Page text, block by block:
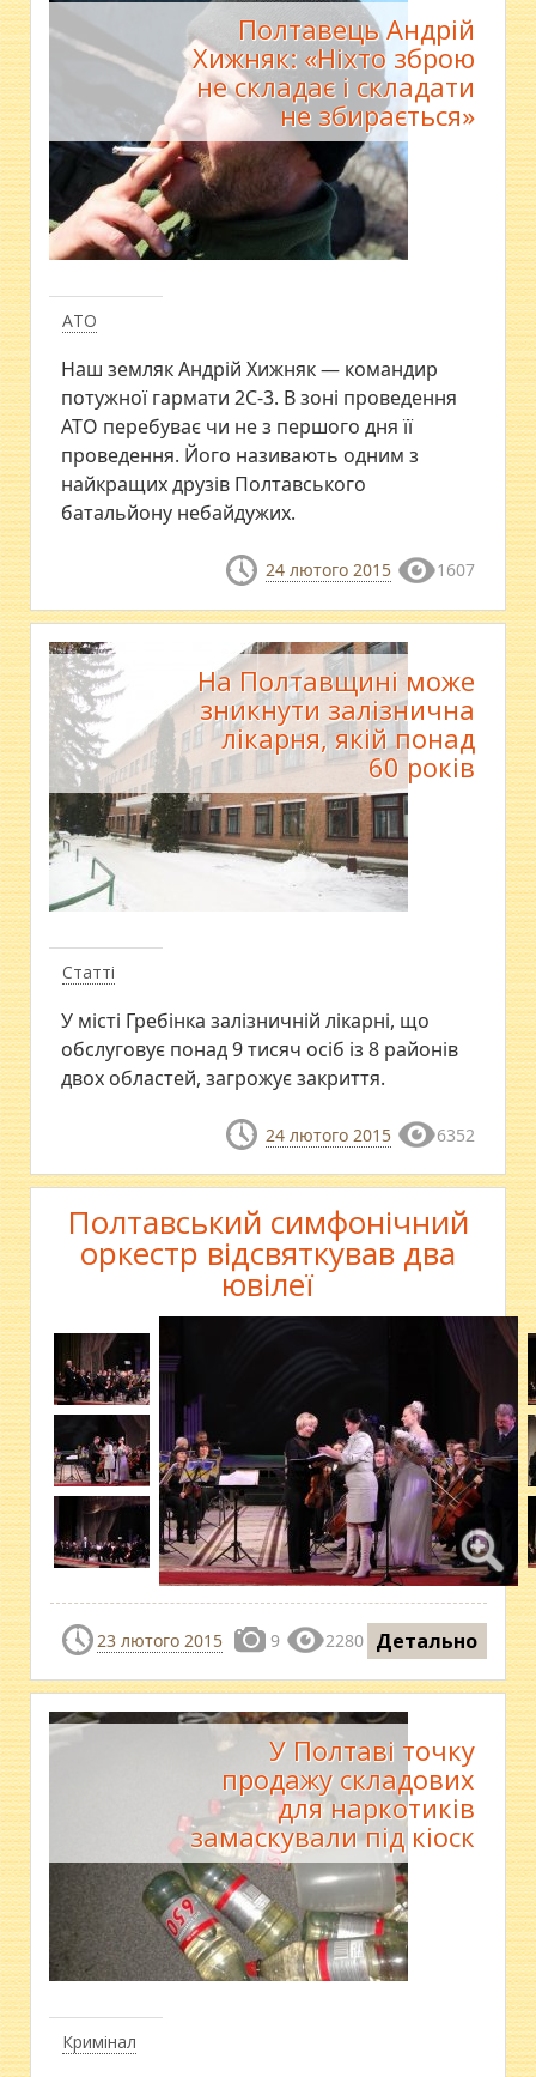
АТО
Полтавець Андрій
Хижняк: «Ніхто зброю
не складає і складати
не збирається»
Наш земляк Андрій Хижняк — командир
потужної гармати 2С-3. В зоні проведення
АТО перебуває чи не з першого дня її
проведення. Його називають одним з
найкращих друзів Полтавського
батальйону небайдужих.
24 лютого 2015 1607
Статті
На Полтавщині може
зникнути залізнична
лікарня, якій понад
60 років
​У місті Гребінка залізничній лікарні, що
обслуговує понад 9 тисяч осіб із 8 районів
двох областей, загрожує закриття.
24 лютого 2015 6352
Полтавський симфонічний
оркестр відсвяткував два
ювілеї
23 лютого 2015 9 2280 Детально
Кримінал
У Полтаві точку
продажу складових
для наркотиків
замаскували під кіоск